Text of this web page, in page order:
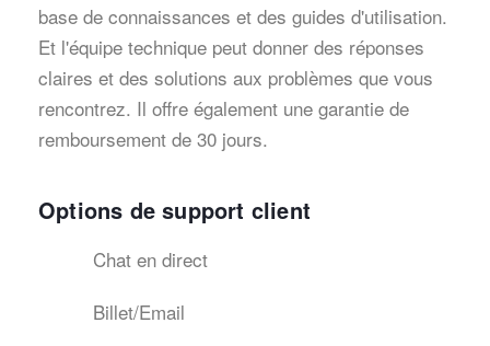
base de connaissances et des guides d'utilisation.
Et l'équipe technique peut donner des réponses
claires et des solutions aux problèmes que vous
rencontrez. Il offre également une garantie de
remboursement de 30 jours.
Options de support client
Chat en direct
Billet/Email